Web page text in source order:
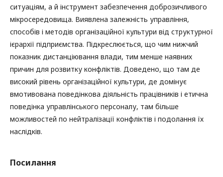
ситуаціям, а й інструмент забезпечення доброзичливого
мікросередовища. Виявлена залежність управління,
способів і методів організаційної культури від структурної
ієрархії підприємства. Підкреслюється, що чим нижчий
показник дистанціювання влади, тим менше наявних
причин для розвитку конфліктів. Доведено, що там де
високий рівень організаційної культури, де домінує
вмотивована поведінкова діяльність працівників і етична
поведінка управлінського персоналу, там більше
можливостей по нейтралізації конфліктів і подолання їх
наслідків.
Посилання